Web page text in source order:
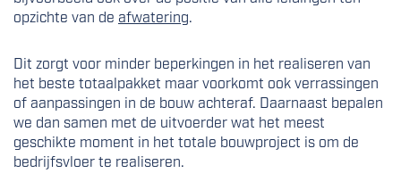
opzichte van de afwatering.
Dit zorgt voor minder beperkingen in het realiseren van
het beste totaalpakket maar voorkomt ook verrassingen
of aanpassingen in de bouw achteraf. Daarnaast bepalen
we dan samen met de uitvoerder wat het meest
geschikte moment in het totale bouwproject is om de
bedrijfsvloer te realiseren.